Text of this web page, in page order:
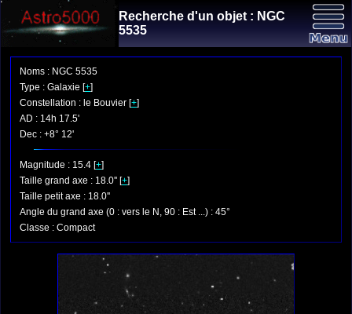
Recherche d'un objet : NGC
5535
Noms : NGC 5535
Type : Galaxie [+]
Constellation : le Bouvier [+]
AD : 14h 17.5'
Dec : +8° 12'
Magnitude : 15.4 [+]
Taille grand axe : 18.0'' [+]
Taille petit axe : 18.0''
Angle du grand axe (0 : vers le N, 90 : Est ...) : 45°
Classe : Compact